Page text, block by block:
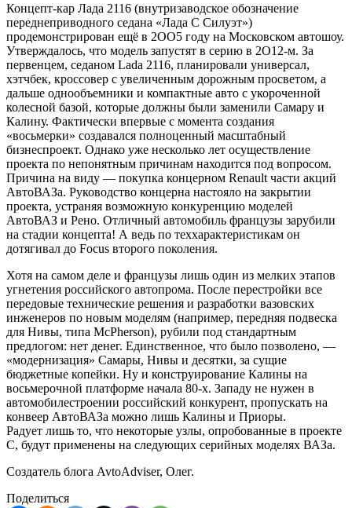
Концепт-кар Лада 2116 (внутризаводское обозначение
переднеприводного седана «Лада C Силуэт»)
продемонстрирован ещё в 2OO5 году на Московском автошоу.
Утверждалось, что модель запустят в серию в 2O12-м. За
первенцем, седаном Lada 2116, планировали универсал,
хэтчбек, кроссовер с увеличенным дорожным просветом, а
дальше однообъемники и компактные авто с укороченной
колесной базой, которые должны были заменили Самару и
Калину. Фактически впервые с момента создания
«восьмерки» создавался полноценный масштабный
бизнеспроект. Однако уже несколько лет осуществление
проекта по непонятным причинам находится под вопросом.
Причина на виду — покупка концерном Renault части акций
АвтоВАЗа. Руководство концерна настояло на закрытии
проекта, устраняя возможную конкуренцию моделей
АвтоВАЗ и Рено. Отличный автомобиль французы зарубили
на стадии концепта! А ведь по теххарактеристикам он
дотягивал до Focus второго поколения.
Хотя на самом деле и французы лишь один из мелких этапов
угнетения российского автопрома. После перестройки все
передовые технические решения и разработки вазовских
инженеров по новым моделям (например, передняя подвеска
для Нивы, типа McPherson), рубили под стандартным
предлогом: нет денег. Единственное, что было позволено, —
«модернизация» Самары, Нивы и десятки, за сущие
бюджетные копейки. Ну и конструирование Калины на
восьмерочной платформе начала 80-х. Западу не нужен в
автомобилестроении российский конкурент, пропускать на
конвеер АвтоВАЗа можно лишь Калины и Приоры.
Радует лишь то, что некоторые узлы, опробованные в проекте
С, будут применены на следующих серийных моделях ВАЗа.
Создатель блога AvtoAdviser, Олег.
Поделиться